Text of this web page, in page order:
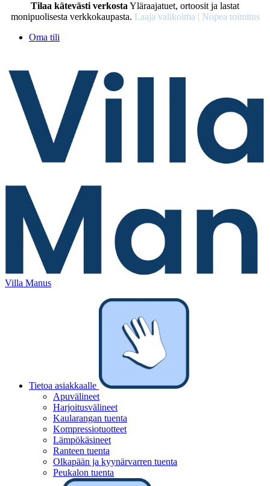
Tilaa kätevästi verkosta Yläraajatuet, ortoosit ja lastat
monipuolisesta verkkokaupasta. Laaja valikoima | Nopea toimitus
Oma tili
Villa Manus
Tietoa asiakkaalle
Apuvälineet
Harjoitusvälineet
Kaularangan tuenta
Kompressiotuotteet
Lämpökäsineet
Ranteen tuenta
Olkapään ja kyynärvarren tuenta
Peukalon tuenta